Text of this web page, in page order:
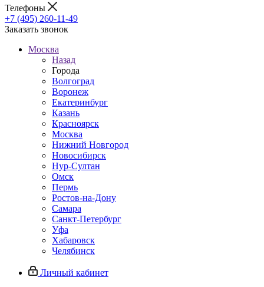
Телефоны
+7 (495) 260-11-49
Заказать звонок
Москва
Назад
Города
Волгоград
Воронеж
Екатеринбург
Казань
Красноярск
Москва
Нижний Новгород
Новосибирск
Нур-Султан
Омск
Пермь
Ростов-на-Дону
Самара
Санкт-Петербург
Уфа
Хабаровск
Челябинск
Личный кабинет